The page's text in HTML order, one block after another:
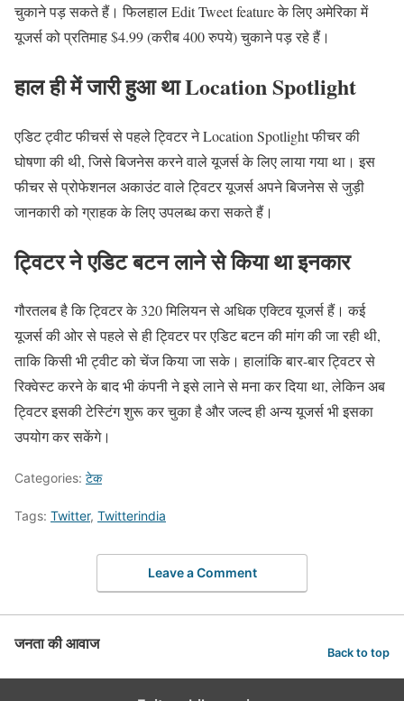
चुकाने पड़ सकते हैं। फिलहाल Edit Tweet feature के लिए अमेरिका में
यूजर्स को प्रतिमाह $4.99 (करीब 400 रुपये) चुकाने पड़ रहे हैं।
हाल ही में जारी हुआ था Location Spotlight
एडिट ट्वीट फीचर्स से पहले ट्विटर ने Location Spotlight फीचर की
घोषणा की थी, जिसे बिजनेस करने वाले यूजर्स के लिए लाया गया था। इस
फीचर से प्रोफेशनल अकाउंट वाले ट्विटर यूजर्स अपने बिजनेस से जुड़ी
जानकारी को ग्राहक के लिए उपलब्ध करा सकते हैं।
ट्विटर ने एडिट बटन लाने से किया था इनकार
गौरतलब है कि ट्विटर के 320 मिलियन से अधिक एक्टिव यूजर्स हैं। कई
यूजर्स की ओर से पहले से ही ट्विटर पर एडिट बटन की मांग की जा रही थी,
ताकि किसी भी ट्वीट को चेंज किया जा सके। हालांकि बार-बार ट्विटर से
रिक्‍वेस्‍ट करने के बाद भी कंपनी ने इसे लाने से मना कर दिया था, लेकिन अब
ट्विटर इसकी टेस्टिंग शुरू कर चुका है और जल्‍द ही अन्‍य यूजर्स भी इसका
उपयोग कर सकेंगे।
Categories: टेक
Tags: Twitter, Twitterindia
Leave a Comment
जनता की आवाज Back to top